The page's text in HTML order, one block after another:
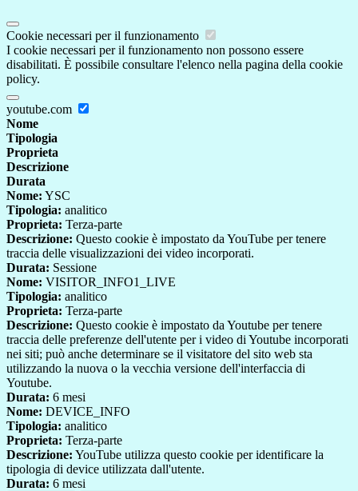
Cookie necessari per il funzionamento
I cookie necessari per il funzionamento non possono essere
disabilitati. È possibile consultare l'elenco nella pagina della cookie
policy.
youtube.com
Nome
Tipologia
Proprieta
Descrizione
Durata
Nome: YSC
Tipologia: analitico
Proprieta: Terza-parte
Descrizione: Questo cookie è impostato da YouTube per tenere
traccia delle visualizzazioni dei video incorporati.
Durata: Sessione
Nome: VISITOR_INFO1_LIVE
Tipologia: analitico
Proprieta: Terza-parte
Descrizione: Questo cookie è impostato da Youtube per tenere
traccia delle preferenze dell'utente per i video di Youtube incorporati
nei siti; può anche determinare se il visitatore del sito web sta
utilizzando la nuova o la vecchia versione dell'interfaccia di
Youtube.
Durata: 6 mesi
Nome: DEVICE_INFO
Tipologia: analitico
Proprieta: Terza-parte
Descrizione: YouTube utilizza questo cookie per identificare la
tipologia di device utilizzata dall'utente.
Durata: 6 mesi